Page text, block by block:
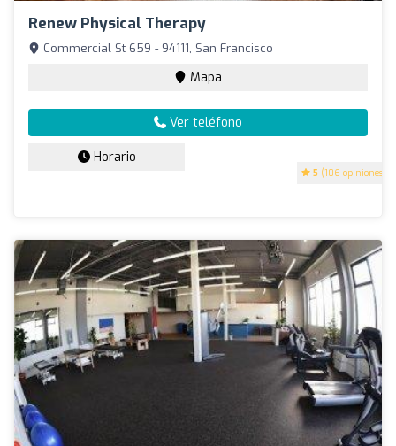
Renew Physical Therapy
5 (106 opiniones)
Commercial St 659 - 94111, San Francisco
Mapa
Ver teléfono
Horario